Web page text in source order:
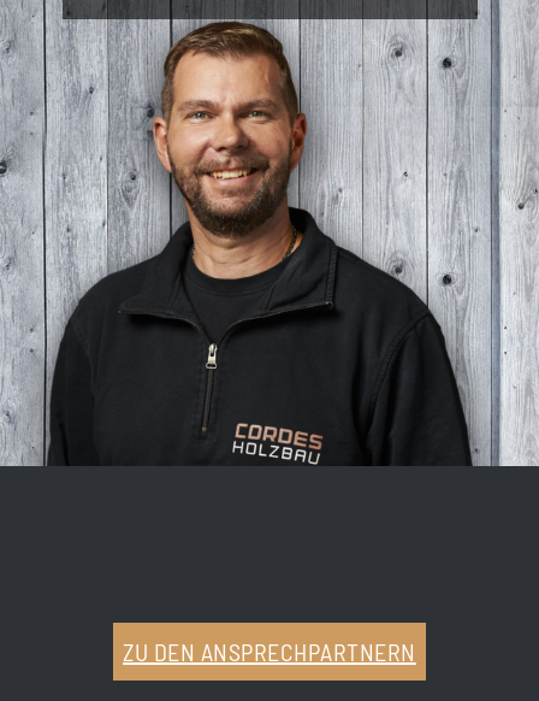
ZU DEN ANSPRECHPARTNERN